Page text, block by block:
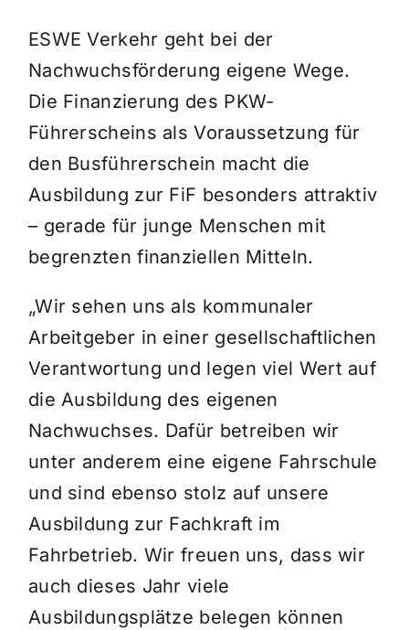
ESWE Verkehr geht bei der
Nachwuchsförderung eigene Wege.
Die Finanzierung des PKW-
Führerscheins als Voraussetzung für
den Busführerschein macht die
Ausbildung zur FiF besonders attraktiv
– gerade für junge Menschen mit
begrenzten finanziellen Mitteln.
„Wir sehen uns als kommunaler
Arbeitgeber in einer gesellschaftlichen
Verantwortung und legen viel Wert auf
die Ausbildung des eigenen
Nachwuchses. Dafür betreiben wir
unter anderem eine eigene Fahrschule
und sind ebenso stolz auf unsere
Ausbildung zur Fachkraft im
Fahrbetrieb. Wir freuen uns, dass wir
auch dieses Jahr viele
Ausbildungsplätze belegen können